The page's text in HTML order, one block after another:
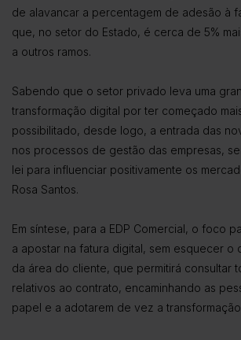
de alavancar a percentagem de adesão à
que, no setor do Estado, é cerca de 5%
a outros ramos.
Sabendo que o setor privado leva uma
transformação digital por ter começado
possibilitado, desde logo, a entrada das
nos processos de gestão das empresas,
lei para influenciar positivamente os
Rosa Santos.
Em síntese, para a EDP Comercial, o foco
a apostar na fatura digital, sem esquecer o
da área do cliente, que permitirá consultar
relativos ao contrato, encaminhando as
papel e a adotarem de vez a